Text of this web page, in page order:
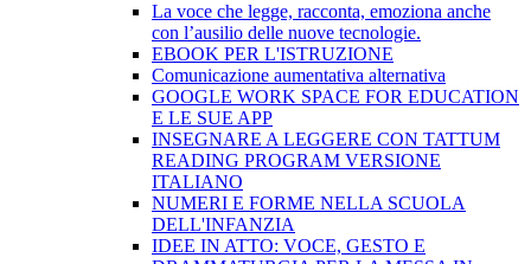
La voce che legge, racconta, emoziona anche
con l’ausilio delle nuove tecnologie.
EBOOK PER L'ISTRUZIONE
Comunicazione aumentativa alternativa
GOOGLE WORK SPACE FOR EDUCATION
E LE SUE APP
INSEGNARE A LEGGERE CON TATTUM
READING PROGRAM VERSIONE
ITALIANO
NUMERI E FORME NELLA SCUOLA
DELL'INFANZIA
IDEE IN ATTO: VOCE, GESTO E